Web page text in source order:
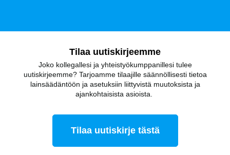
Tilaa uutiskirjeemme
Joko kollegallesi ja yhteistyökumppanillesi tulee
uutiskirjeemme? Tarjoamme tilaajille säännöllisesti tietoa
lainsäädäntöön ja asetuksiin liittyvistä muutoksista ja
ajankohtaisista asioista.
Tilaa uutiskirje tästä